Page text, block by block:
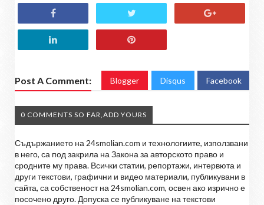
Post A Comment: Blogger Disqus Facebook
0 COMMENTS SO FAR,ADD YOURS
Съдържанието на 24smolian.com и технологиите, използвани
в него, са под закрила на Закона за авторското право и
сродните му права. Всички статии, репортажи, интервюта и
други текстови, графични и видео материали, публикувани в
сайта, са собственост на 24smolian.com, освен ако изрично е
посочено друго. Допуска се публикуване на текстови